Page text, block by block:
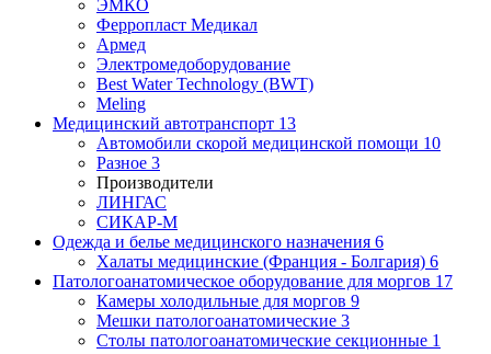
ЭМКО
Ферропласт Медикал
Армед
Электромедоборудование
Best Water Technology (BWT)
Meling
Медицинский автотранспорт 13
Автомобили скорой медицинской помощи 10
Разное 3
Производители
ЛИНГАС
СИКАР-М
Одежда и белье медицинского назначения 6
Халаты медицинские (Франция - Болгария) 6
Патологоанатомическое оборудование для моргов 17
Камеры холодильные для моргов 9
Мешки патологоанатомические 3
Столы патологоанатомические секционные 1